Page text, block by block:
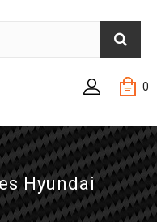
0
Hyundai